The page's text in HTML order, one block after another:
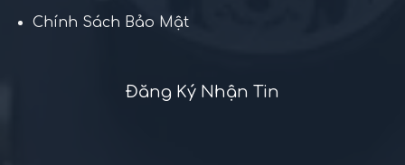
Chính Sách Bảo Mật
Đăng Ký Nhận Tin